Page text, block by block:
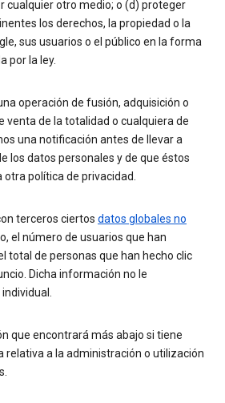
cualquier otro medio; o (d) proteger
los derechos, la propiedad o la
sus usuarios o el público en la forma
por la ley.
operación de fusión, adquisición o
venta de la totalidad o cualquiera de
una notificación antes de llevar a
los datos personales y de que éstos
política de privacidad.
terceros ciertos datos globales no
el número de usuarios que han
total de personas que han hecho clic
Dicha información no le
que encontrará más abajo si tiene
relativa a la administración o utilización